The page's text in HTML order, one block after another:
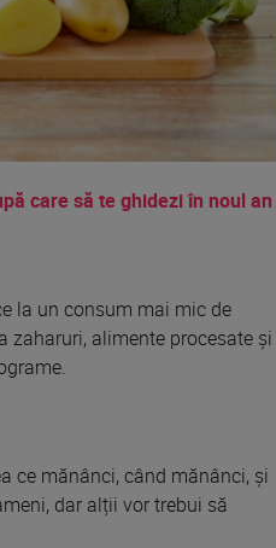
care să te ghidezi în noul an
la un consum mai mic de
zaharuri, alimente procesate și
ce mănânci, când mănânci, și
dar alții vor trebui să